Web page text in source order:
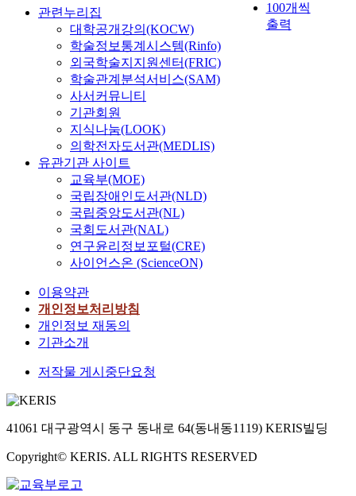
100개씩
출력
관련누리집
대학공개강의(KOCW)
학술정보통계시스템(Rinfo)
외국학술지지원센터(FRIC)
학술관계분석서비스(SAM)
사서커뮤니티
기관회원
지식나눔(LOOK)
의학전자도서관(MEDLIS)
유관기관 사이트
교육부(MOE)
국립장애인도서관(NLD)
국립중앙도서관(NL)
국회도서관(NAL)
연구윤리정보포털(CRE)
사이언스온 (ScienceON)
이용약관
개인정보처리방침
개인정보 재동의
기관소개
저작물 게시중단요청
41061 대구광역시 동구 동내로 64(동내동1119) KERIS빌딩
Copyright© KERIS. ALL RIGHTS RESERVED